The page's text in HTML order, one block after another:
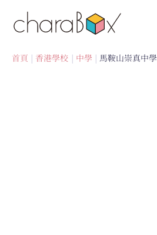
首頁 香港學校 中學 馬鞍山崇真中學